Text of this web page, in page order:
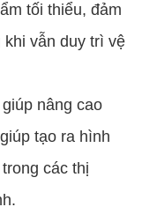
tối thiểu, đảm
vẫn duy trì vệ
nâng cao
tạo ra hình
các thị